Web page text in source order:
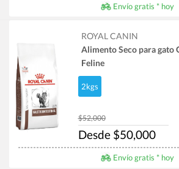
Envío gratis * hoy
ROYAL CANIN
Alimento Seco para gato
Feline
2kgs
$52,000
Desde $50,000
Envío gratis * hoy